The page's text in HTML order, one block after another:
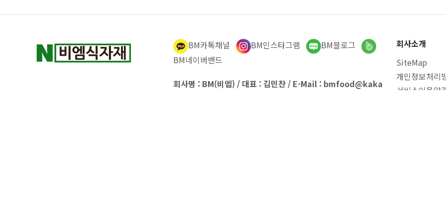
BM카톡채널 BM인스타그램
BM블로그
BM네이버밴드
회사명 : BM(비엠) / 대표 : 김민찬 / E-Mail : bmfood@kaka
회사소개
SiteMap
개인정보처리
서비스이용약